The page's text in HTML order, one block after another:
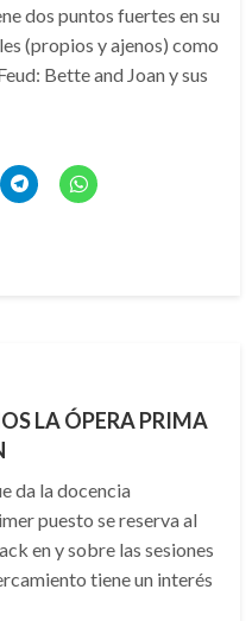
dos puntos fuertes en su
(propios y ajenos) como
Bette and Joan y sus
LA ÓPERA PRIMA
da la docencia
puesto se reserva al
en y sobre las sesiones
tiene un interés